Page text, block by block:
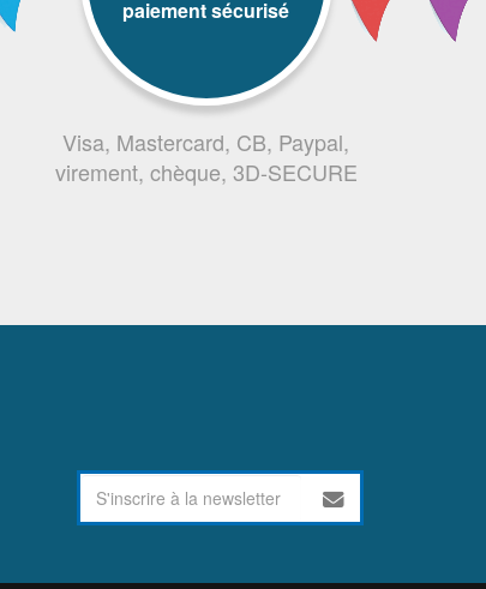
paiement sécurisé
Visa, Mastercard, CB, Paypal,
virement, chèque, 3D-SECURE